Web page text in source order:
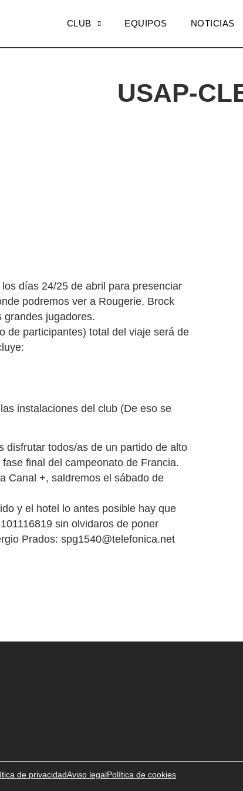
CLUB EQUIPOS NOTICIAS
USAP-
días 24/25 de abril para presenciar
podremos ver a Rougerie, Brock
grandes jugadores.
de participantes) total del viaje será de
instalaciones del club (De eso se
disfrutar todos/as de un partido de alto
final del campeonato de Francia.
Canal +, saldremos el sábado de
y el hotel lo antes posible hay que
sin olvidaros de poner
Prados: spg1540@telefonica.net
de privacidadAviso legalPolítica de cookies